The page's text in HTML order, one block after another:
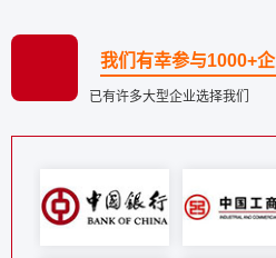
我们有幸参与1000+
已有许多大型企业选择我们